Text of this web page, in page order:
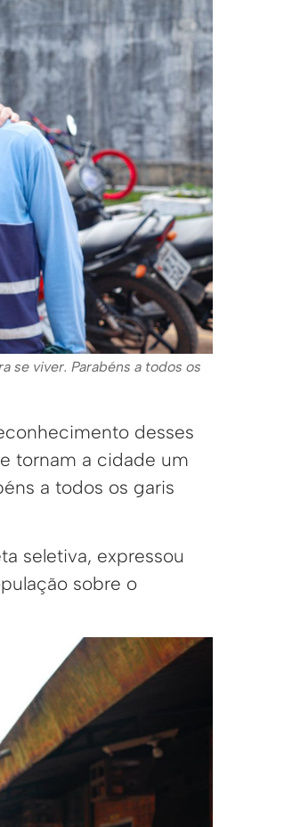
se viver. Parabéns a todos os
desses
tornam a cidade um
a todos os garis
seletiva, expressou
sobre o